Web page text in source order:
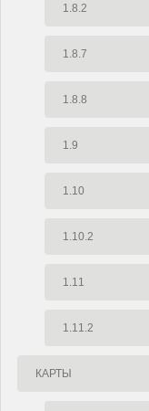
1.8.2
1.8.7
1.8.8
1.9
1.10
1.10.2
1.11
1.11.2
КАРТЫ